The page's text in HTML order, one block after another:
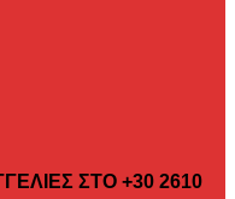
ΣΤΟ +30 2610